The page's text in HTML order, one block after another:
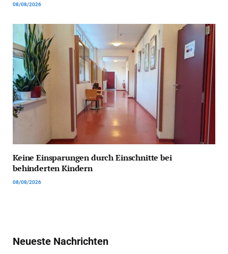
08/08/2026
Keine Einsparungen durch Einschnitte bei
behinderten Kindern
08/08/2026
Neueste Nachrichten